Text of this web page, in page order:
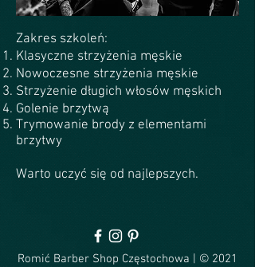
Zakres szkoleń:
Klasyczne strzyżenia męskie
Nowoczesne strzyżenia męskie
Strzyżenie długich włosów męskich
Golenie brzytwą
Trymowanie brody z elementami
brzytwy
Warto uczyć się od najlepszych.
Romić Barber Shop Częstochowa | © 2021